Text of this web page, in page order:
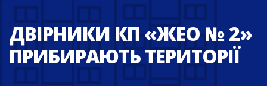
ДВІРНИКИ КП «ЖЕО № 2»
ПРИБИРАЮТЬ ТЕРИТОРІЇ